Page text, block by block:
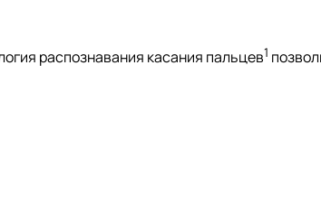
распознавания касания пальцев1